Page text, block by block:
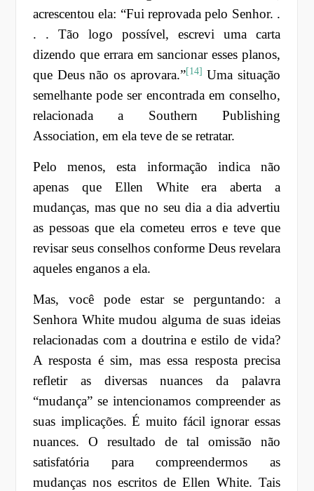
acrescentou ela: “Fui reprovada pelo Senhor. .
. . Tão logo possível, escrevi uma carta
dizendo que errara em sancionar esses planos,
que Deus não os aprovara.”[14] Uma situação
semelhante pode ser encontrada em conselho,
relacionada a Southern Publishing
Association, em ela teve de se retratar.
Pelo menos, esta informação indica não
apenas que Ellen White era aberta a
mudanças, mas que no seu dia a dia advertiu
as pessoas que ela cometeu erros e teve que
revisar seus conselhos conforme Deus revelara
aqueles enganos a ela.
Mas, você pode estar se perguntando: a
Senhora White mudou alguma de suas ideias
relacionadas com a doutrina e estilo de vida?
A resposta é sim, mas essa resposta precisa
refletir as diversas nuances da palavra
“mudança” se intencionamos compreender as
suas implicações. É muito fácil ignorar essas
nuances. O resultado de tal omissão não
satisfatória para compreendermos as
mudanças nos escritos de Ellen White. Tais